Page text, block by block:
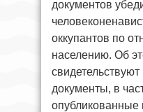
документов
оккупантов по
населению. Об
документы, в
опубликованные